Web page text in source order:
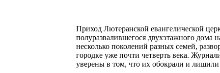
Приход Лютеранской евангелической
полуразвалившегося двухэтажного дома
несколько поколений разных семей,
городке уже почти четверть века.
уверены в том, что их обокрали и